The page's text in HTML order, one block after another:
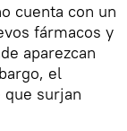
cuenta con un
fármacos y
aparezcan
el
surjan